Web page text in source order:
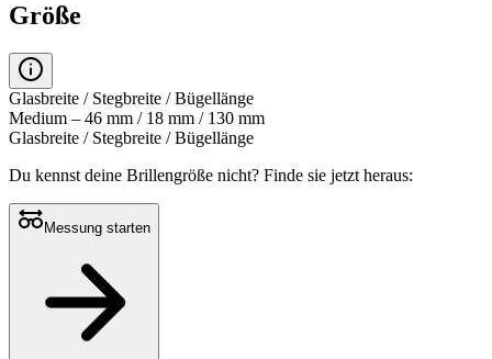
Größe
Glasbreite / Stegbreite / Bügellänge
Medium – 46 mm / 18 mm / 130 mm
Glasbreite / Stegbreite / Bügellänge
Du kennst deine Brillengröße nicht? Finde sie jetzt heraus:
Messung starten